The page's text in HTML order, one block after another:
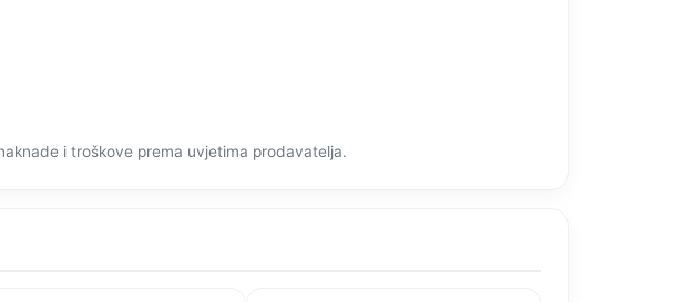
i troškove prema uvjetima prodavatelja.